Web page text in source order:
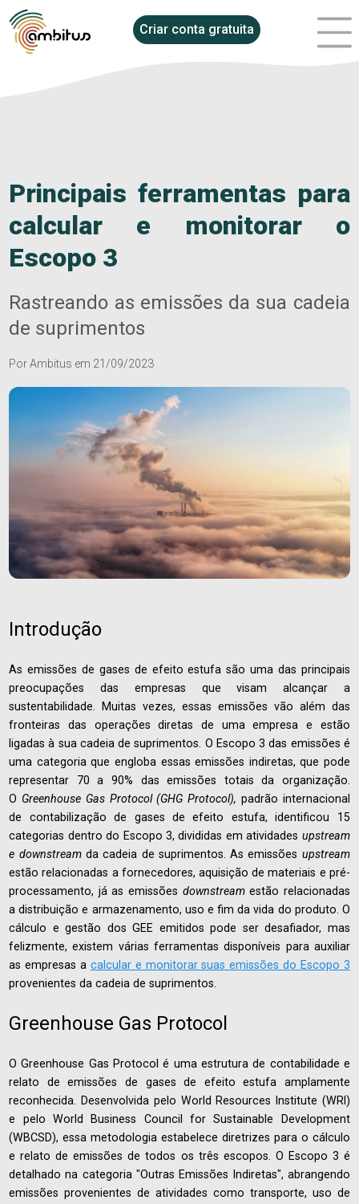
Criar conta gratuita
Principais ferramentas para
calcular e monitorar o
Escopo 3
Rastreando as emissões da sua cadeia
de suprimentos
PorAmbitus em 21/09/2023
Introdução
As emissões de gases de efeito estufa são uma das principais
preocupações das empresas que visam alcançar a
sustentabilidade. Muitas vezes, essas emissões vão além das
fronteiras das operações diretas de uma empresa e estão
ligadas à sua cadeia de suprimentos. O Escopo 3 das emissões é
uma categoria que engloba essas emissões indiretas, que pode
representar 70 a 90% das emissões totais da organização.
O Greenhouse Gas Protocol (GHG Protocol), padrão internacional
de contabilização de gases de efeito estufa, identificou 15
categorias dentro do Escopo 3, divididas em atividades upstream
e downstream da cadeia de suprimentos. As emissões upstream
estão relacionadas a fornecedores, aquisição de materiais e pré-
processamento, já as emissões downstreamestão relacionadas
a distribuição e armazenamento, uso e fim da vida do produto. O
cálculo e gestão dos GEE emitidos pode ser desafiador, mas
felizmente, existem várias ferramentas disponíveis para auxiliar
as empresas a calcular e monitorar suas emissões do Escopo 3
provenientes da cadeia de suprimentos.
Greenhouse Gas Protocol
O Greenhouse Gas Protocol é uma estrutura de contabilidade e
relato de emissões de gases de efeito estufa amplamente
reconhecida. Desenvolvida pelo World Resources Institute (WRI)
e pelo World Business Council for Sustainable Development
(WBCSD), essa metodologia estabelece diretrizes para o cálculo
e relato de emissões de todos os três escopos. O Escopo 3 é
detalhado na categoria "Outras Emissões Indiretas", abrangendo
emissões provenientes de atividades como transporte, uso de